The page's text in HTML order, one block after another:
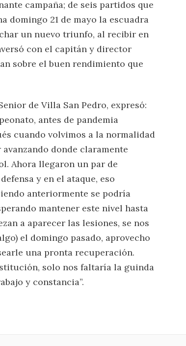
campaña; de seis partidos que
domingo 21 de mayo la escuadra
un nuevo triunfo, al recibir en
con el capitán y director
sobre el buen rendimiento que
de Villa San Pedro, expresó:
antes de pandemia
cuando volvimos a la normalidad
donde claramente
Ahora llegaron un par de
y en el ataque, eso
anteriormente se podría
mantener este nivel hasta
a aparecer las lesiones, se nos
el domingo pasado, aprovecho
una pronta recuperación.
solo nos faltaría la guinda
y constancia”.